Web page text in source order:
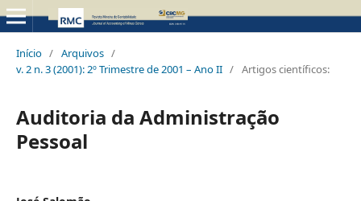
Início / Arquivos /
v. 2 n. 3 (2001): 2º Trimestre de 2001 – Ano II / Artigos científicos:
Auditoria da Administração
Pessoal